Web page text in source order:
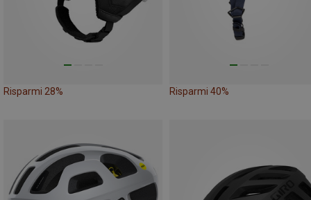
Risparmi 28% Risparmi 40%